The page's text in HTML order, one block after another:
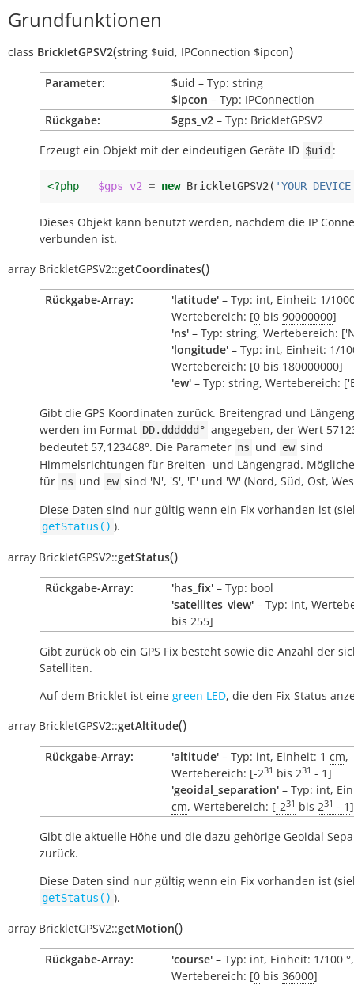
Grundfunktionen
class BrickletGPSV2(string $uid, IPConnection $ipcon)
Parameter: $uid – Typ: string
$ipcon – Typ: IPConnection
Rückgabe:
$gps_v2 – Typ: BrickletGPSV2
Erzeugt ein Objekt mit der eindeutigen Geräte ID $uid :
<?php $gps_v2 = new BrickletGPSV2 (
Dieses Objekt kann benutzt werden, nachdem die IP
verbunden ist.
array BrickletGPSV2::getCoordinates()
Rückgabe-Array: 'latitude' – Typ: int, Einheit: 1/
Wertebereich: [0 bis 90000000]
'ns' – Typ: string, Wertebereich:
'longitude' – Typ: int, Einheit: 1/
Wertebereich: [0 bis 180000000]
'ew' – Typ: string, Wertebereich:
Gibt die GPS Koordinaten zurück. Breitengrad und
werden im Format DD.dddddd° angegeben, der Wert
bedeutet 57,123468°. Die Parameter ns und ew sind
Himmelsrichtungen für Breiten- und Längengrad.
für ns und ew sind 'N', 'S', 'E' und 'W' (Nord, Süd, Ost,
Diese Daten sind nur gültig wenn ein Fix vorhanden ist
getStatus() ).
array BrickletGPSV2::getStatus()
Rückgabe-Array: 'has_fix' – Typ: bool
'satellites_view' – Typ: int,
bis 255]
Gibt zurück ob ein GPS Fix besteht sowie die Anzahl der
Satelliten.
Auf dem Bricklet ist eine green LED, die den Fix-Status
array BrickletGPSV2::getAltitude()
Rückgabe-Array: 'altitude' – Typ: int, Einheit: 1 cm,
Wertebereich: [-231 bis 231 - 1]
'geoidal_separation' – Typ: int,
cm, Wertebereich: [-231 bis 231 - 1]
Gibt die aktuelle Höhe und die dazu gehörige Geoidal
zurück.
Diese Daten sind nur gültig wenn ein Fix vorhanden ist
getStatus() ).
array BrickletGPSV2::getMotion()
Rückgabe-Array: 'course' – Typ: int, Einheit: 1/100 °,
Wertebereich: [0 bis 36000]